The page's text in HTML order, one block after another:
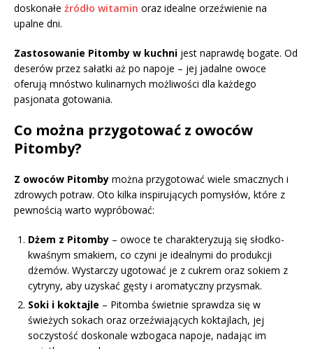
doskonałe źródło witamin oraz idealne orzeźwienie na
upalne dni.
Zastosowanie Pitomby w kuchni jest naprawdę bogate. Od
deserów przez sałatki aż po napoje – jej jadalne owoce
oferują mnóstwo kulinarnych możliwości dla każdego
pasjonata gotowania.
Co można przygotować z owoców
Pitomby?
Z owoców Pitomby można przygotować wiele smacznych i
zdrowych potraw. Oto kilka inspirujących pomysłów, które z
pewnością warto wypróbować:
Dżem z Pitomby – owoce te charakteryzują się słodko-
kwaśnym smakiem, co czyni je idealnymi do produkcji
dżemów. Wystarczy ugotować je z cukrem oraz sokiem z
cytryny, aby uzyskać gęsty i aromatyczny przysmak.
Soki i koktajle – Pitomba świetnie sprawdza się w
świeżych sokach oraz orzeźwiających koktajlach, jej
soczystość doskonale wzbogaca napoje, nadając im